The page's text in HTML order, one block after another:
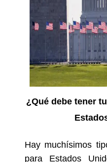
¿Qué debe tener
Hay muchísimos
para Estados